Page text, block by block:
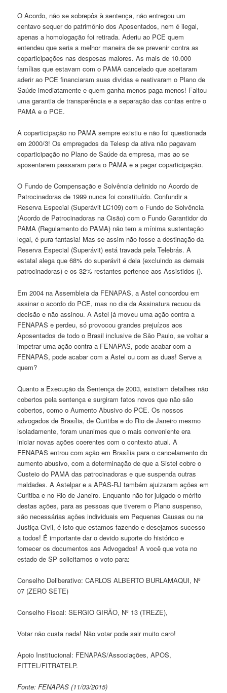
O Acordo, não se sobrepôs à sentença, não entregou um
centavo sequer do patrimônio dos Aposentados, nem é ilegal,
apenas a homologação foi retirada. Aderiu ao PCE quem
entendeu que seria a melhor maneira de se prevenir contra as
coparticipações nas despesas maiores. As mais de 10.000
famílias que estavam com o PAMA cancelado que aceitaram
aderir ao PCE financiaram suas dividas e reativaram o Plano de
Saúde imediatamente e quem ganha menos paga menos! Faltou
uma garantia de transparência e a separação das contas entre o
PAMA e o PCE.
A coparticipação no PAMA sempre existiu e não foi questionada
em 2000/3! Os empregados da Telesp da ativa não pagavam
coparticipação no Plano de Saúde da empresa, mas ao se
aposentarem passaram para o PAMA e a pagar coparticipação.
O Fundo de Compensação e Solvência definido no Acordo de
Patrocinadoras de 1999 nunca foi constituído. Confundir a
Reserva Especial (Superávit LC109) com o Fundo de Solvência
(Acordo de Patrocinadoras na Cisão) com o Fundo Garantidor do
PAMA (Regulamento do PAMA) não tem a mínima sustentação
legal, é pura fantasia! Mas se assim não fosse a destinação da
Reserva Especial (Superávit) está travada pela Telebrás. A
estatal alega que 68% do superávit é dela (excluindo as demais
patrocinadoras) e os 32% restantes pertence aos Assistidos ().
Em 2004 na Assembleia da FENAPAS, a Astel concordou em
assinar o acordo do PCE, mas no dia da Assinatura recuou da
decisão e não assinou. A Astel já moveu uma ação contra a
FENAPAS e perdeu, só provocou grandes prejuízos aos
Aposentados de todo o Brasil inclusive de São Paulo, se voltar a
impetrar uma ação contra a FENAPAS, pode acabar com a
FENAPAS, pode acabar com a Astel ou com as duas! Serve a
quem?
Quanto a Execução da Sentença de 2003, existiam detalhes não
cobertos pela sentença e surgiram fatos novos que não são
cobertos, como o Aumento Abusivo do PCE. Os nossos
advogados de Brasília, de Curitiba e do Rio de Janeiro mesmo
isoladamente, foram unanimes que o mais conveniente era
iniciar novas ações coerentes com o contexto atual. A
FENAPAS entrou com ação em Brasília para o cancelamento do
aumento abusivo, com a determinação de que a Sistel cobre o
Custeio do PAMA das patrocinadoras e que suspenda outras
maldades. A Astelpar e a APAS-RJ também ajuizaram ações em
Curitiba e no Rio de Janeiro. Enquanto não for julgado o mérito
destas ações, para as pessoas que tiverem o Plano suspenso,
são necessárias ações individuais em Pequenas Causas ou na
Justiça Civil, é isto que estamos fazendo e desejamos sucesso
a todos! É importante dar o devido suporte do histórico e
fornecer os documentos aos Advogados! A você que vota no
estado de SP solicitamos o voto para:
Conselho Deliberativo: CARLOS ALBERTO BURLAMAQUI, Nº
07 (ZERO SETE)
Conselho Fiscal: SERGIO GIRÃO, Nº 13 (TREZE),
Votar não custa nada! Não votar pode sair muito caro!
Apoio Institucional: FENAPAS/Associações, APOS,
FITTEL/FITRATELP.
Fonte: FENAPAS (11/03/2015)